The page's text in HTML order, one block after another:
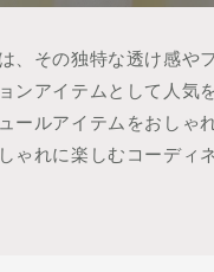
、その独特な透け感や
ンアイテムとして人気
ールアイテムをおしゃ
ゃれに楽しむコーディ